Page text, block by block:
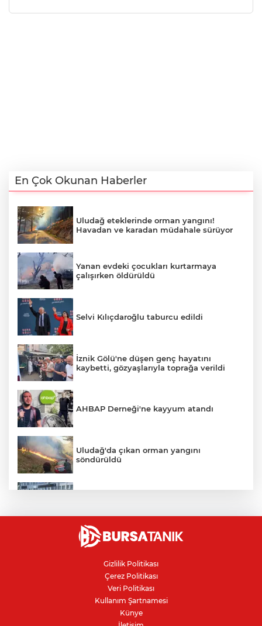
En Çok Okunan Haberler
Uludağ eteklerinde orman yangını!
Havadan ve karadan müdahale sürüyor
Yanan evdeki çocukları kurtarmaya
çalışırken öldürüldü
Selvi Kılıçdaroğlu taburcu edildi
İznik Gölü'ne düşen genç hayatını
kaybetti, gözyaşlarıyla toprağa verildi
AHBAP Derneği'ne kayyum atandı
Uludağ'da çıkan orman yangını
söndürüldü
Avcılar Belediye Başkanı hakkında
Bursa'da yolcu otobüsünün çarptığı
kadın ağır yaralandı
Gizlilik Politikası
Çerez Politikası
Veri Politikası
Kullanım Şartnamesi
Künye